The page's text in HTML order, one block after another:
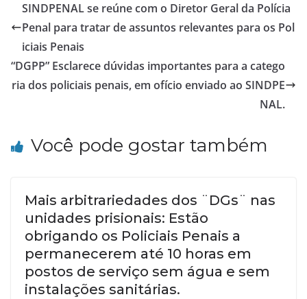
SINDPENAL se reúne com o Diretor Geral da Polícia
Penal para tratar de assuntos relevantes para os Pol
iciais Penais
“DGPP” Esclarece dúvidas importantes para a catego
ria dos policiais penais, em ofício enviado ao SINDPE
NAL.
Você pode gostar também
Mais arbitrariedades dos ¨DGs¨ nas
unidades prisionais: Estão
obrigando os Policiais Penais a
permanecerem até 10 horas em
postos de serviço sem água e sem
instalações sanitárias.